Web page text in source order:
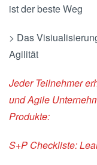
ist der beste Weg
> Das
Agilität
Jeder Teilnehmer
und Agile
Produkte:
S+P Checkliste: